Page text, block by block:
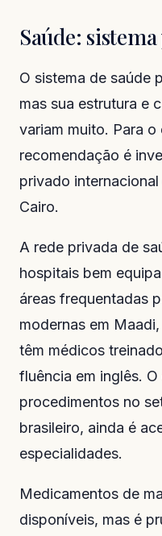
Saúde:
O sistema de saúde
mas sua estrutura e
variam muito. Para
recomendação é
privado
Cairo.
A rede privada de
hospitais bem
áreas frequentadas
modernas em
têm médicos
fluência em inglês.
procedimentos no
brasileiro, ainda é
especialidades.
Medicamentos de
disponíveis, mas é